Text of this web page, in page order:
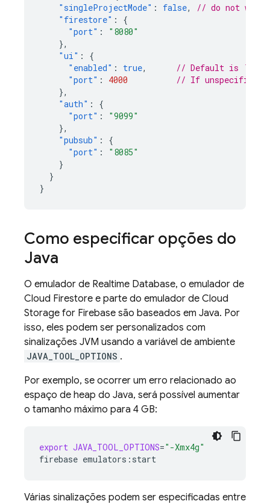
"singleProjectMode" : false,
// do not warn
"firestore" :
{
"port" :
"8080"
},
"ui" :
{
"enabled" : true,
// Default is
"port" : 4000
// If unspecified,
},
"auth" :
{
"port" :
"9099"
},
"pubsub" :
{
"port" :
"8085"
}
}
}
Como especificar opções do
Java
O emulador de Realtime Database, o emulador de
Cloud Firestore e parte do emulador de Cloud
Storage for Firebase são baseados em Java. Por
isso, eles podem ser personalizados com
sinalizações JVM usando a variável de ambiente
JAVA_TOOL_OPTIONS .
Por exemplo, se ocorrer um erro relacionado ao
espaço de heap do Java, será possível aumentar
o tamanho máximo para 4 GB:
export JAVA_TOOL_OPTIONS="-Xmx4g"
firebase
Várias sinalizações podem ser especificadas entre